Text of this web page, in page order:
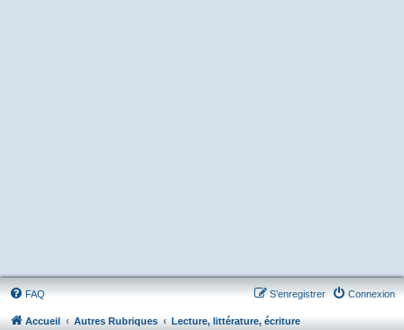
FAQ Connexion
S’enregistrer
Accueil Autres Rubriques Lecture, littérature, écriture